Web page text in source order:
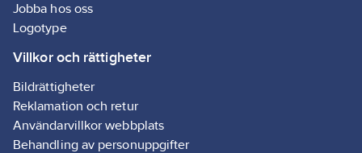
Jobba hos oss
Logotype
Villkor och rättigheter
Bildrättigheter
Reklamation och retur
Användarvillkor webbplats
Behandling av personuppgifter